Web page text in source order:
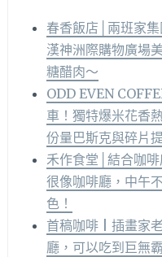
春香飯店│兩班家
漢神洲際購物廣場
糖醋肉～
ODD EVEN
車！獨特爆米花香
份量巴斯克與碎片
禾作食堂│結合咖
很像咖啡廳，中午
色！
首稿咖啡 | 插畫家
廳，可以吃到巨無